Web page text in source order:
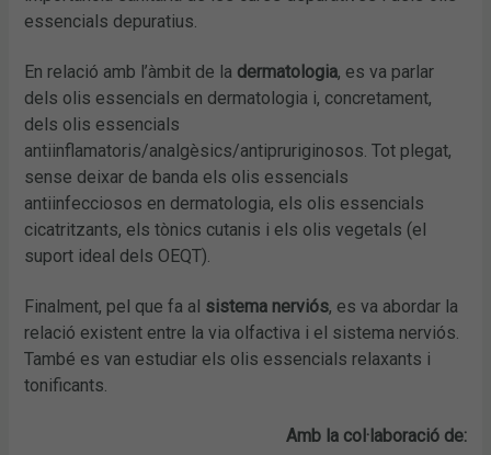
essencials depuratius.
En relació amb l’àmbit de la dermatologia, es va parlar
dels olis essencials en dermatologia i, concretament,
dels olis essencials
antiinflamatoris/analgèsics/antipruriginosos. Tot plegat,
sense deixar de banda els olis essencials
antiinfecciosos en dermatologia, els olis essencials
cicatritzants, els tònics cutanis i els olis vegetals (el
suport ideal dels OEQT).
Finalment, pel que fa al sistema nerviós, es va abordar la
relació existent entre la via olfactiva i el sistema nerviós.
També es van estudiar els olis essencials relaxants i
tonificants.
Amb la col·laboració de: